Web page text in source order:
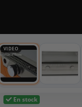
En stock
VIDEO